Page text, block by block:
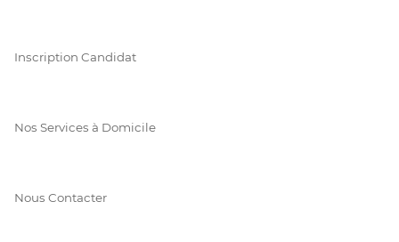
Inscription Candidat
Nos Services à Domicile
Nous Contacter